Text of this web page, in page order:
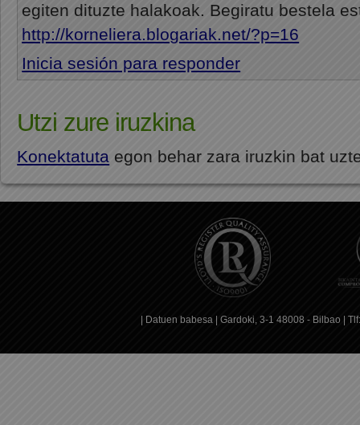
egiten dituzte halakoak. Begiratu bestela
http://korneliera.blogariak.net/?p=16
Inicia sesión para responder
Utzi zure iruzkina
Konektatuta egon behar zara iruzkin bat
Datuen babesa | Gardoki, 3-1 48008 - Bilbao |